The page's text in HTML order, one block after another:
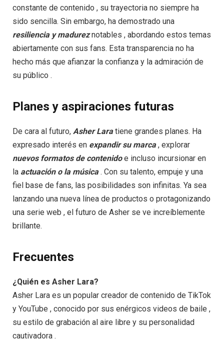
constante de contenido , su trayectoria no siempre ha
sido sencilla. Sin embargo, ha demostrado una
resiliencia ymadureznotables , abordando estos temas
abiertamente con sus fans. Esta transparencia no ha
hecho más que afianzar la confianza y la admiración de
su público .
Planes y aspiraciones futuras
De cara al futuro, Asher Laratiene grandes planes. Ha
expresado interés en expandir su marca, explorar
nuevos formatos de contenidoe incluso incursionar en
la actuación o la música. Con su talento, empuje y una
fiel base de fans, las posibilidades son infinitas. Ya sea
lanzando una nueva línea de productos o protagonizando
una serie web , el futuro de Asher se ve increíblemente
brillante.
Frecuentes
¿Quién es Asher Lara?
Asher Lara es un popular creador de contenido de TikTok
y YouTube , conocido por sus enérgicos videos de baile ,
su estilo de grabación al aire libre y su personalidad
cautivadora .